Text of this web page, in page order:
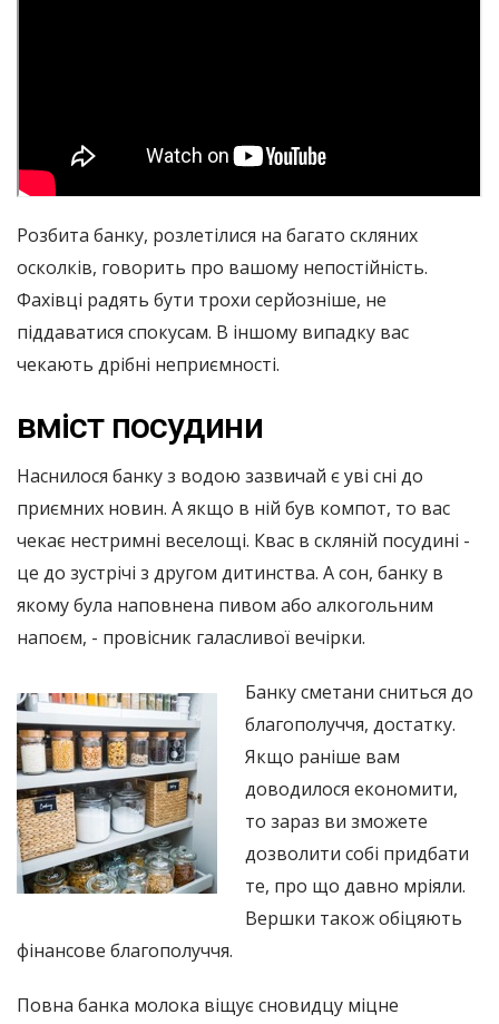
Розбита банку, розлетілися на багато скляних
осколків, говорить про вашому непостійність.
Фахівці радять бути трохи серйозніше, не
піддаватися спокусам. В іншому випадку вас
чекають дрібні неприємності.
вміст посудини
Наснилося банку з водою зазвичай є уві сні до
приємних новин. А якщо в ній був компот, то вас
чекає нестримні веселощі. Квас в скляній посудині -
це до зустрічі з другом дитинства. А сон, банку в
якому була наповнена пивом або алкогольним
напоєм, - провісник галасливої ​​вечірки.
Банку сметани сниться до
благополуччя, достатку.
Якщо раніше вам
доводилося економити,
то зараз ви зможете
дозволити собі придбати
те, про що давно мріяли.
Вершки також обіцяють
фінансове благополуччя.
Повна банка молока віщує сновидцу міцне